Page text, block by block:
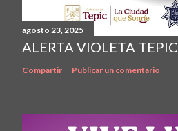
agosto 23, 2025
ALERTA VIOLETA TEPIC
Compartir Publicar un comentario